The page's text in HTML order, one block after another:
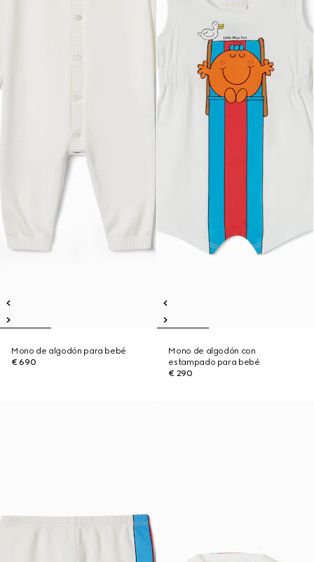
Mono de algodón para bebé
€ 690
Mono de algodón con
estampado para bebé
€ 290